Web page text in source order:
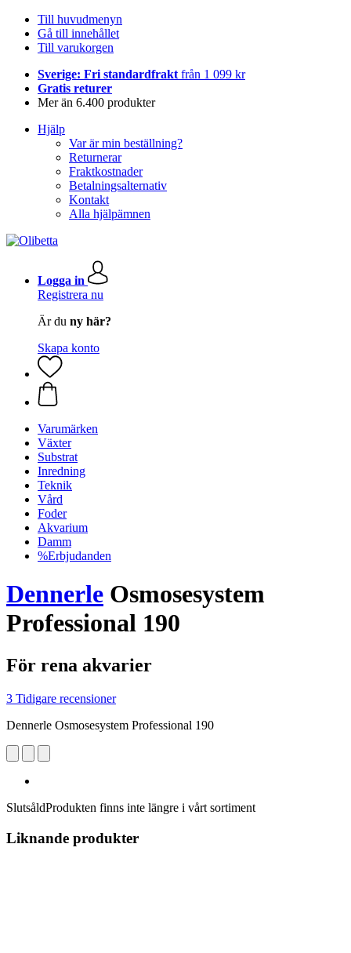
Till huvudmenyn
Gå till innehållet
Till varukorgen
Sverige: Fri standardfrakt från 1 099 kr
Gratis returer
Mer än 6.400 produkter
Hjälp
Var är min beställning?
Returnerar
Fraktkostnader
Betalningsalternativ
Kontakt
Alla hjälpämnen
Logga in
Registrera nu
Är du ny här?
Skapa konto
Varumärken
Växter
Substrat
Inredning
Teknik
Vård
Foder
Akvarium
Damm
%Erbjudanden
Dennerle Osmosesystem
Professional 190
För rena akvarier
3 Tidigare recensioner
Dennerle Osmosesystem Professional 190
SlutsåldProdukten finns inte längre i vårt sortiment
Liknande produkter